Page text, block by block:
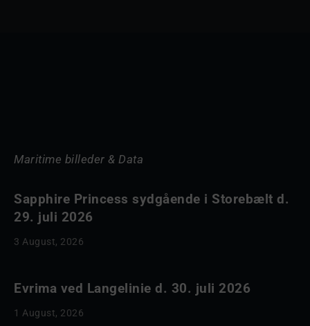
Maritime billeder & Data
Sapphire Princess sydgående i Storebælt d.
29. juli 2026
3 August, 2026
Evrima ved Langelinie d. 30. juli 2026
1 August, 2026